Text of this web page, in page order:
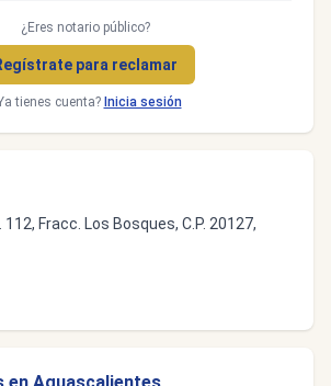
¿Eres notario público?
para reclamar
tienes cuenta? Inicia sesión
Fracc. Los Bosques, C.P. 20127,